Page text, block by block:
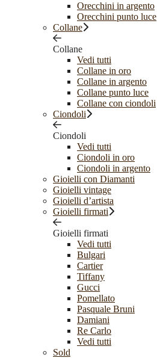
Orecchini in argento
Orecchini punto luce
Collane
Collane
Vedi tutti
Collane in oro
Collane in argento
Collane punto luce
Collane con ciondoli
Ciondoli
Ciondoli
Vedi tutti
Ciondoli in oro
Ciondoli in argento
Gioielli con Diamanti
Gioielli vintage
Gioielli d’artista
Gioielli firmati
Gioielli firmati
Vedi tutti
Bulgari
Cartier
Tiffany
Gucci
Pomellato
Pasquale Bruni
Damiani
Re Carlo
Vedi tutti
Sold